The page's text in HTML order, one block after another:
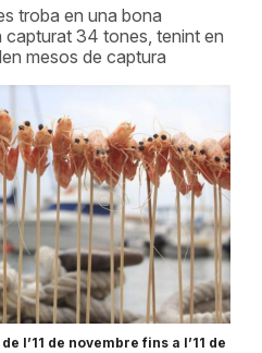
troba en una bona
capturat 34 tones, tenint en
mesos de captura
l’11 de novembre fins a l’11 de